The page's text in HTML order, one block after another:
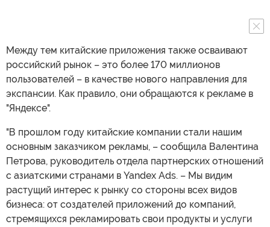
Между тем китайские приложения также осваивают
российский рынок – это более 170 миллионов
пользователей – в качестве нового направления для
экспансии. Как правило, они обращаются к рекламе в
"Яндексе".
"В прошлом году китайские компании стали нашим
основным заказчиком рекламы, – сообщила Валентина
Петрова, руководитель отдела партнерских отношений
с азиатскими странами в Yandex Ads. – Мы видим
растущий интерес к рынку со стороны всех видов
бизнеса: от создателей приложений до компаний,
стремящихся рекламировать свои продукты и услуги